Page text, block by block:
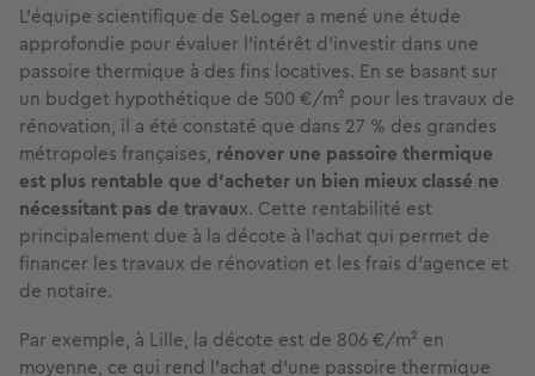
L’équipe scientifique de SeLoger a mené une étude
approfondie pour évaluer l’intérêt d’investir dans une
passoire thermique à des fins locatives. En se basant sur
un budget hypothétique de 500 €/m² pour les travaux de
rénovation, il a été constaté que dans 27 % des grandes
métropoles françaises, rénover une passoire thermique
est plus rentable que d’acheter un bien mieux classé ne
nécessitant pas de travaux. Cette rentabilité est
principalement due à la décote à l’achat qui permet de
financer les travaux de rénovation et les frais d’agence et
de notaire.
Par exemple, à Lille, la décote est de 806 €/m² en
moyenne, ce qui rend l'achat d'une passoire thermique